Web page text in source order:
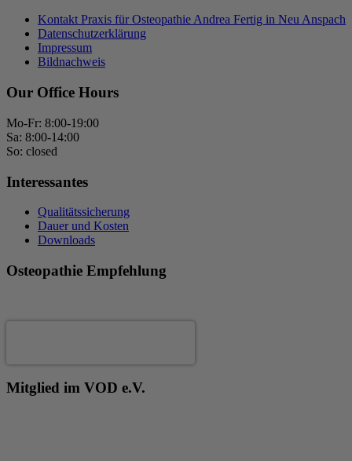
Kontakt Praxis für Osteopathie Andrea Fertig in Neu Anspach
Datenschutzerklärung
Impressum
Bildnachweis
Our Office Hours
Mo-Fr: 8:00-19:00
Sa: 8:00-14:00
So: closed
Interessantes
Qualitätssicherung
Dauer und Kosten
Downloads
Osteopathie Empfehlung
Mitglied im VOD e.V.